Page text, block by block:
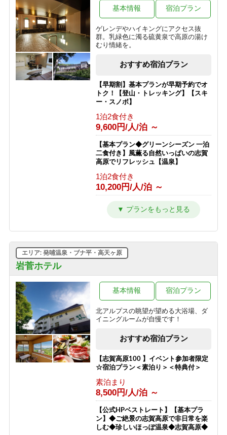
ゲレンデやハイキングにアクセス抜
群。乳緑色に濁る硫黄泉で高原の湯け
むり情緒を。
基本情報 宿泊プラン
おすすめ宿泊プラン
【早期割】基本プランが早期予約でオ
トク！【登山・トレッキング】【スキ
ー・スノボ】
1泊2食付き
9,600円/人/泊 ～
【基本プラン◆グリーンシーズン 一泊
二食付き】風薫る自然いっぱいの志賀
高原でリフレッシュ【温泉】
1泊2食付き
10,200円/人/泊 ～
【スキー＆スノボを楽しむ 冬の基本プ
ラン★一泊二食付】GWまで滑走可
10,100円/人/泊 ～
を満喫！【一人旅】
1泊2食付き
13,400円/人/泊 ～
【朝食付プラン】23時までチェックイ
ンOK! 山里朝食と天然かけ流し温泉
【志賀高原】
朝食のみ
6,800円/人/泊 ～
【横手山スカイレーター】チケット付
きプラン★標高2307ｍから志賀高原を
一望「日本最高所の動く歩道」
1泊2食付き
12,300円/人/泊 ～
岩菅ホテル
エリア: 発哺温泉・ブナ平・高天ヶ原
北アルプスの眺望が望める大浴場、ダ
イニングルームが自慢です！
基本情報 宿泊プラン
おすすめ宿泊プラン
【志賀高原100 】イベント参加者限定
☆宿泊プラン＜素泊り＞＜特典付＞
素泊まり
8,500円/人/泊 ～
【公式HPベストレート】【基本プラ
ン】◆ご絶景の志賀高原で非日常を楽
しむ◆珍しいほっぽ温泉◆志賀高原◆